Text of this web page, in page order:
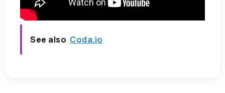
See also Coda.io